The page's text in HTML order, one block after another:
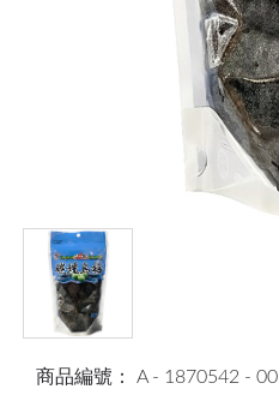
商品編號： A - 1870542 - 00